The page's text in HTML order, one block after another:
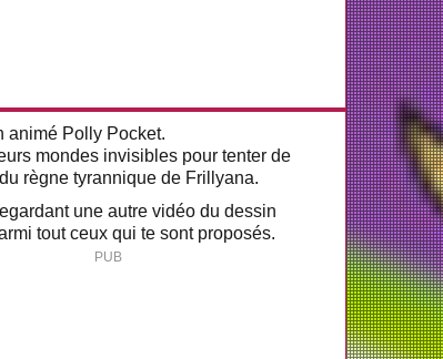
animé Polly Pocket.
mondes invisibles pour tenter de
règne tyrannique de Frillyana.
une autre vidéo du dessin
tout ceux qui te sont proposés.